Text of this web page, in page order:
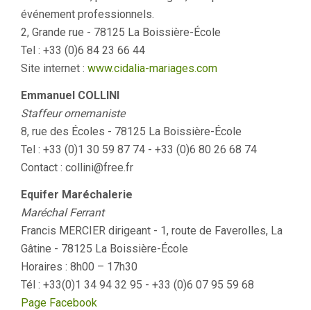
événement professionnels.
2, Grande rue - 78125 La Boissière-École
Tel : +33 (0)6 84 23 66 44
Site internet : www.cidalia-mariages.com
Emmanuel COLLINI
Staffeur ornemaniste
8, rue des Écoles - 78125 La Boissière-École
Tel : +33 (0)1 30 59 87 74 - +33 (0)6 80 26 68 74
Contact : collini@free.fr
Equifer Maréchalerie
Maréchal Ferrant
Francis MERCIER dirigeant - 1, route de Faverolles, La
Gâtine - 78125 La Boissière-École
Horaires : 8h00 – 17h30
Tél : +33(0)1 34 94 32 95 - +33 (0)6 07 95 59 68
Page Facebook